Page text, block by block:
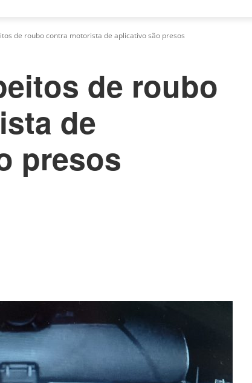
de roubo contra motorista de aplicativo são presos
de roubo
de
presos